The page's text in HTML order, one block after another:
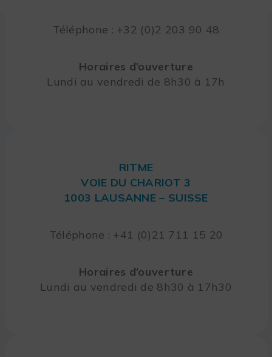
Téléphone : +32 (0)2 203 90 48
Horaires d’ouverture
Lundi au vendredi de 8h30 à 17h
RITME
VOIE DU CHARIOT 3
1003 LAUSANNE – SUISSE
Téléphone : +41 (0)21 711 15 20
Horaires d’ouverture
Lundi au vendredi de 8h30 à 17h30